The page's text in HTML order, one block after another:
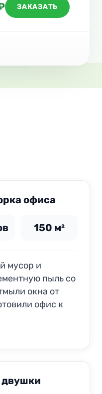
ЗАКАЗАТЬ
офиса
150 м²
мусор и
пыль со
окна от
офис к
двушки